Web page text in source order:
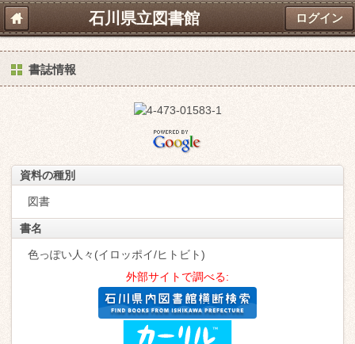
石川県立図書館 ログイン
書誌情報
資料の種別
図書
書名
色っぽい人々(イロッポイ/ヒトビト)
外部サイトで調べる: